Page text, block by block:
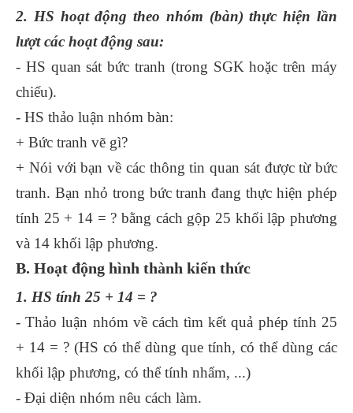
2. HS hoạt động theo nhóm (bàn) thực hiện lần
lượt các hoạt động sau:
- HS quan sát bức tranh (trong SGK hoặc trên máy
chiếu).
- HS thảo luận nhóm bàn:
+ Bức tranh vẽ gì?
+ Nói với bạn về các thông tin quan sát được từ bức
tranh. Bạn nhỏ trong bức tranh đang thực hiện phép
tính 25 + 14 = ? bằng cách gộp 25 khối lập phương
và 14 khối lập phương.
B. Hoạt động hình thành kiến thức
1. HS tính 25 + 14 = ?
- Thảo luận nhóm về cách tìm kết quả phép tính 25
+ 14 = ? (HS có thể dùng que tính, có thể dùng các
khối lập phương, có thể tính nhẩm, ...)
- Đại diện nhóm nêu cách làm.